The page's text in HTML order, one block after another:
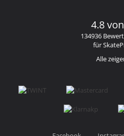
4.8
134936
für
Alle